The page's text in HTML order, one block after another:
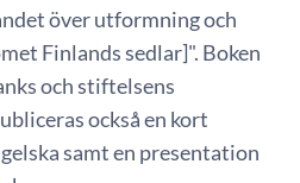
över utformning och
Finlands sedlar]". Boken
och stiftelsens
också en kort
samt en presentation